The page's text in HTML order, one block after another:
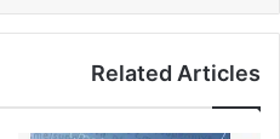
Related Articles